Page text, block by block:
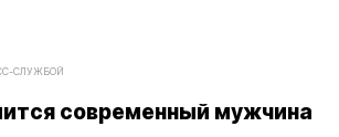
СЛУЖБОЙ
современный мужчина